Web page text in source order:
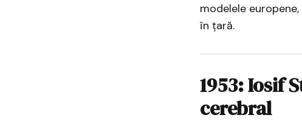
modelele
în țară.
1953: Iosif
cerebral